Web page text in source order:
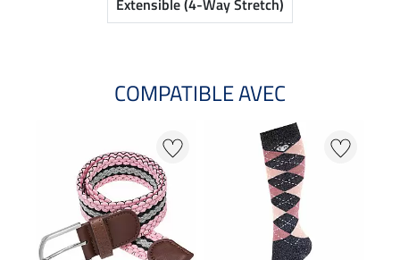
Extensible (4-Way Stretch)
COMPATIBLE AVEC